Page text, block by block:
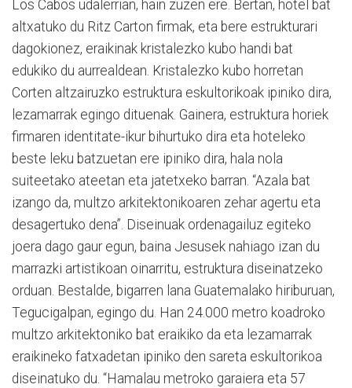
Los Cabos udalerrian, hain zuzen ere. Bertan, hotel bat
altxatuko du Ritz Carton firmak, eta bere estrukturari
dagokionez, eraikinak kristalezko kubo handi bat
edukiko du aurrealdean. Kristalezko kubo horretan
Corten altzairuzko estruktura eskultorikoak ipiniko dira,
lezamarrak egingo dituenak. Gainera, estruktura horiek
firmaren identitate-ikur bihurtuko dira eta hoteleko
beste leku batzuetan ere ipiniko dira, hala nola
suiteetako ateetan eta jatetxeko barran. “Azala bat
izango da, multzo arkitektonikoaren zehar agertu eta
desagertuko dena”. Diseinuak ordenagailuz egiteko
joera dago gaur egun, baina Jesusek nahiago izan du
marrazki artistikoan oinarritu, estruktura diseinatzeko
orduan. Bestalde, bigarren lana Guatemalako hiriburuan,
Tegucigalpan, egingo du. Han 24.000 metro koadroko
multzo arkitektoniko bat eraikiko da eta lezamarrak
eraikineko fatxadetan ipiniko den sareta eskultorikoa
diseinatuko du. “Hamalau metroko garaiera eta 57